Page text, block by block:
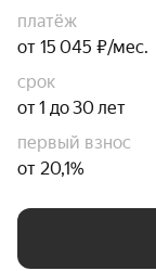
платёж
от 15 045 ₽/мес.
срок
от 1 до 30 лет
первый взнос
от 20,1%